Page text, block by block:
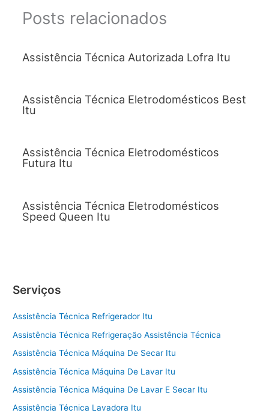
Posts relacionados
Assistência Técnica Autorizada Lofra Itu
Assistência Técnica Eletrodomésticos Best
Itu
Assistência Técnica Eletrodomésticos
Futura Itu
Assistência Técnica Eletrodomésticos
Speed Queen Itu
Serviços
Assistência Técnica Refrigerador Itu
Assistência Técnica Refrigeração Assistência Técnica
Assistência Técnica Máquina De Secar Itu
Assistência Técnica Máquina De Lavar Itu
Assistência Técnica Máquina De Lavar E Secar Itu
Assistência Técnica Lavadora Itu